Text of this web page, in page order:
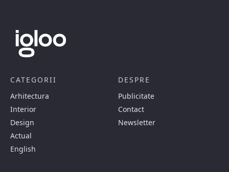
CATEGORII
Arhitectura
Interior
Design
Actual
English
DESPRE
Publicitate
Contact
Newsletter